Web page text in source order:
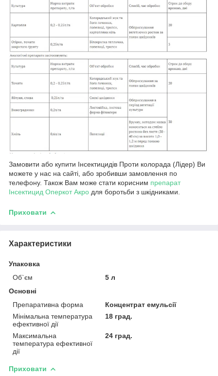
Замовити або купити Інсектицидів Проти колорада (Лідер) Ви
можете у нас на сайті, або зробивши замовлення по
телефону. Також Вам може стати корисним препарат
Інсектицид Оперкот Акро для боротьби з шкідниками.
Приховати
Характеристики
Упаковка
Об`єм
5 л
Основні
Препаративна форма
Концентрат емульсії
Мінімальна температура
ефективної дії
18 град.
Максимальна
температура ефективної
дії
24 град.
Приховати